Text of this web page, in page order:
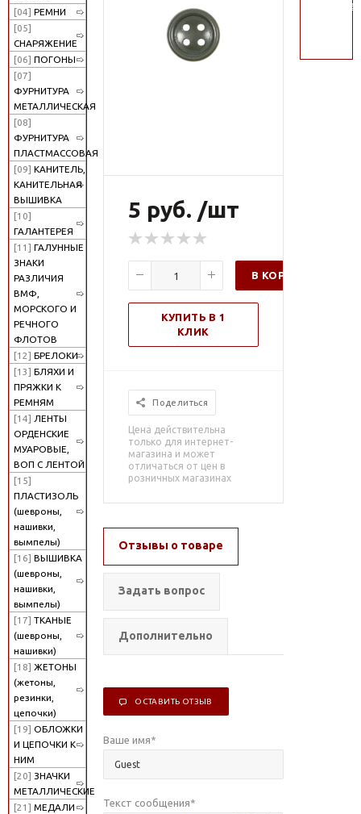
[04] РЕМНИ
[05]
СНАРЯЖЕНИЕ
[06] ПОГОНЫ
[07]
ФУРНИТУРА
МЕТАЛЛИЧЕСКАЯ
[08]
ФУРНИТУРА
ПЛАСТМАССОВАЯ
[09] КАНИТЕЛЬ,
КАНИТЕЛЬНАЯ
ВЫШИВКА
[10]
ГАЛАНТЕРЕЯ
[11] ГАЛУННЫЕ
ЗНАКИ
РАЗЛИЧИЯ
ВМФ,
МОРСКОГО И
РЕЧНОГО
ФЛОТОВ
[12] БРЕЛОКИ
[13] БЛЯХИ И
ПРЯЖКИ К
РЕМНЯМ
[14] ЛЕНТЫ
ОРДЕНСКИЕ
МУАРОВЫЕ,
ВОП С ЛЕНТОЙ
[15]
ПЛАСТИЗОЛЬ
(шевроны,
нашивки,
вымпелы)
[16] ВЫШИВКА
(шевроны,
нашивки,
вымпелы)
[17] ТКАНЫЕ
(шевроны,
нашивки)
[18] ЖЕТОНЫ
(жетоны,
резинки,
цепочки)
[19] ОБЛОЖКИ
И ЦЕПОЧКИ К
НИМ
[20] ЗНАЧКИ
МЕТАЛЛИЧЕСКИЕ
[21] МЕДАЛИ
5 руб. /шт
В КОРЗИНУ
КУПИТЬ В 1
КЛИК
Поделиться
Цена действительна
только для интернет-
магазина и может
отличаться от цен в
розничных магазинах
Отзывы о товаре
Задать вопрос
Дополнительно
ОСТАВИТЬ ОТЗЫВ
Ваше имя*
Текст сообщения*